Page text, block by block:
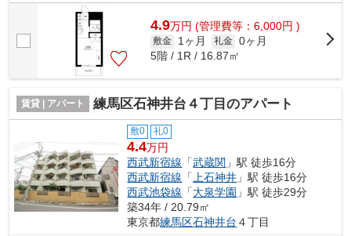
スタッフが対応致しますのでご希望...
4.9万円 (管理費等：6,000円 )
敷金 1ヶ月 礼金 0ヶ月
5階 / 1R / 16.87㎡
賃貸 | アパート 練馬区石神井台４丁目のアパート
敷0 礼0
4.4万円
西武新宿線 「武蔵関 」駅 徒歩16分
西武新宿線 「 上石神井 」駅 徒歩16分
西武池袋線 「大泉学園 」駅 徒歩29分
築34年 / 20.79㎡
東京都練馬区石神井台 ４丁目